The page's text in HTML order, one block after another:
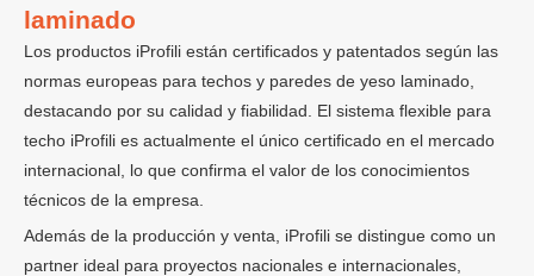
laminado
Los productos iProfili están certificados y patentados según las
normas europeas para techos y paredes de yeso laminado,
destacando por su calidad y fiabilidad. El sistema flexible para
techo iProfili es actualmente el único certificado en el mercado
internacional, lo que confirma el valor de los conocimientos
técnicos de la empresa.
Además de la producción y venta, iProfili se distingue como un
partner ideal para proyectos nacionales e internacionales,